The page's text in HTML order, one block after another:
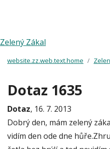
Zelený Zákal
website.zz.web.text.home
Dotaz 1635
Dotaz, 16. 7. 2013
Dobrý den, mám zelený
vidím den ode dne